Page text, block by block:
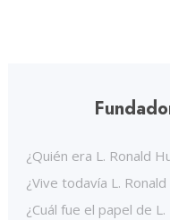
¿Quién era L. Ronald
¿Vive todavía L.
¿Cuál fue el papel de